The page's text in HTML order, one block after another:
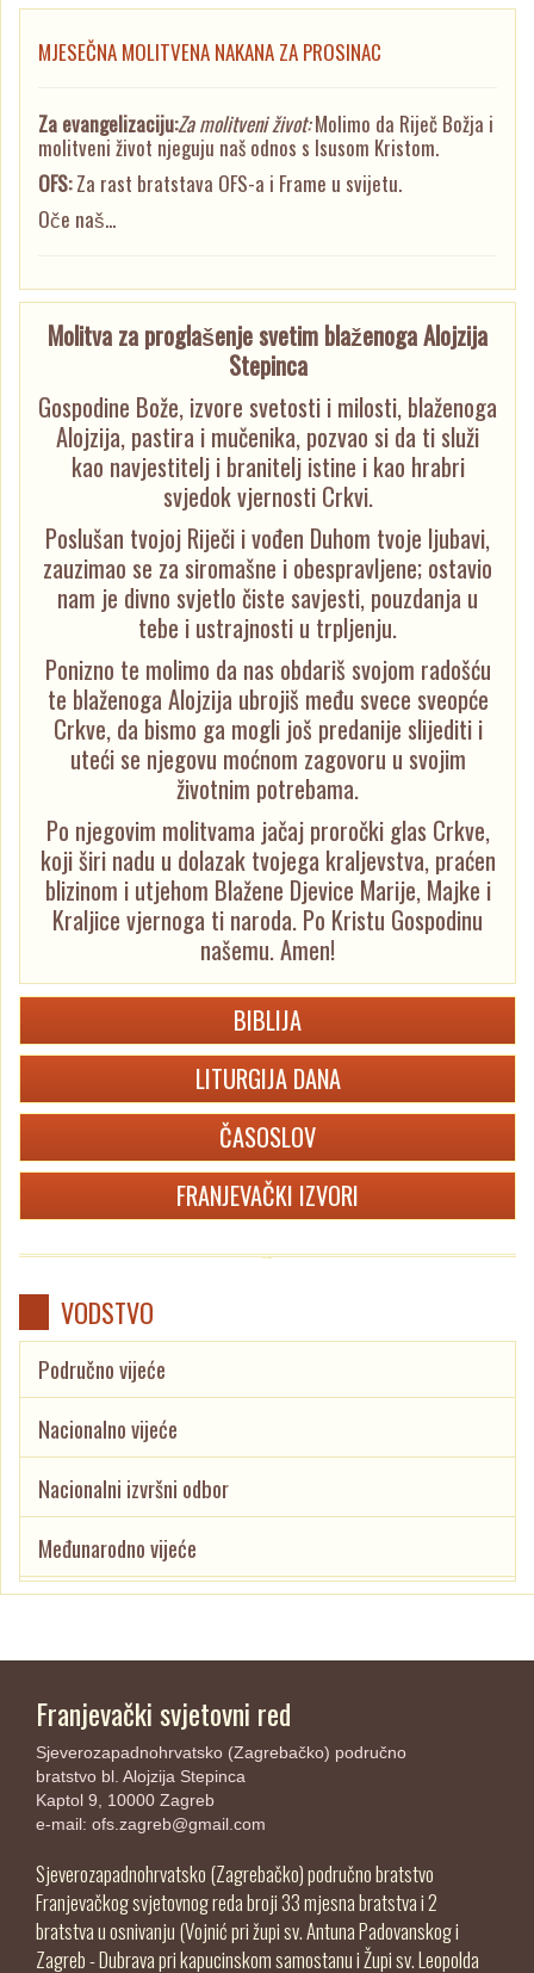
MJESEČNA MOLITVENA NAKANA ZA PROSINAC
Za evangelizaciju:Za molitveni život:Molimo da Riječ Božja i
molitveni život njeguju naš odnos s Isusom Kristom.
OFS:Za rast bratstava OFS-a i Frame u svijetu.
Oče naš...
Molitva za proglašenje svetim blaženoga Alojzija
Stepinca
Gospodine Bože, izvore svetosti i milosti, blaženoga
Alojzija, pastira i mučenika, pozvao si da ti služi
kao navjestitelj i branitelj istine i kao hrabri
svjedok vjernosti Crkvi.
Poslušan tvojoj Riječi i vođen Duhom tvoje ljubavi,
zauzimao se za siromašne i obespravljene; ostavio
nam je divno svjetlo čiste savjesti, pouzdanja u
tebe i ustrajnosti u trpljenju.
Ponizno te molimo da nas obdariš svojom radošću
te blaženoga Alojzija ubrojiš među svece sveopće
Crkve, da bismo ga mogli još predanije slijediti i
uteći se njegovu moćnom zagovoru u svojim
životnim potrebama.
Po njegovim molitvama jačaj proročki glas Crkve,
koji širi nadu u dolazak tvojega kraljevstva, praćen
blizinom i utjehom Blažene Djevice Marije, Majke i
Kraljice vjernoga ti naroda. Po Kristu Gospodinu
našemu. Amen!
BIBLIJA
LITURGIJA DANA
ČASOSLOV
FRANJEVAČKI IZVORI
VODSTVO
Područno vijeće
Nacionalno vijeće
Nacionalni izvršni odbor
Međunarodno vijeće
Franjevački svjetovni red
Sjeverozapadnohrvatsko (Zagrebačko) područno
bratstvo bl. Alojzija Stepinca
Kaptol 9, 10000 Zagreb
e-mail: ofs.zagreb@gmail.com
Sjeverozapadnohrvatsko (Zagrebačko) područno bratstvo
Franjevačkog svjetovnog reda broji 33 mjesna bratstva i 2
bratstva u osnivanju (Vojnić pri župi sv. Antuna Padovanskog i
Zagreb - Dubrava pri kapucinskom samostanu i Župi sv. Leopolda